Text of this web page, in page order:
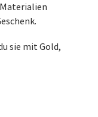
sie mit Gold,